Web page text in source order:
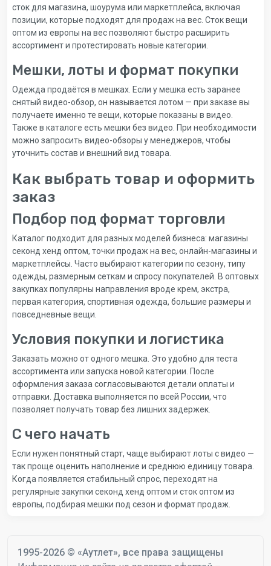
сток для магазина, шоурума или маркетплейса, включая
позиции, которые подходят для продаж на вес. Сток вещи
оптом из европы на вес позволяют быстро расширить
ассортимент и протестировать новые категории.
Мешки, лоты и формат покупки
Одежда продаётся в мешках. Если у мешка есть заранее
снятый видео-обзор, он называется лотом — при заказе вы
получаете именно те вещи, которые показаны в видео.
Также в каталоге есть мешки без видео. При необходимости
можно запросить видео-обзоры у менеджеров, чтобы
уточнить состав и внешний вид товара.
Как выбрать товар и оформить
заказ
Подбор под формат торговли
Каталог подходит для разных моделей бизнеса: магазины
секонд хенд оптом, точки продаж на вес, онлайн-магазины и
маркетплейсы. Часто выбирают категории по сезону, типу
одежды, размерным сеткам и спросу покупателей. В оптовых
закупках популярны направления вроде крем, экстра,
первая категория, спортивная одежда, большие размеры и
повседневные вещи.
Условия покупки и логистика
Заказать можно от одного мешка. Это удобно для теста
ассортимента или запуска новой категории. После
оформления заказа согласовываются детали оплаты и
отправки. Доставка выполняется по всей России, что
позволяет получать товар без лишних задержек.
С чего начать
Если нужен понятный старт, чаще выбирают лоты с видео —
так проще оценить наполнение и среднюю единицу товара.
Когда появляется стабильный спрос, переходят на
регулярные закупки секонд хенд оптом и сток оптом из
европы, подбирая мешки под сезон и формат продаж.
1995-2026 © «Аутлет», все права защищены